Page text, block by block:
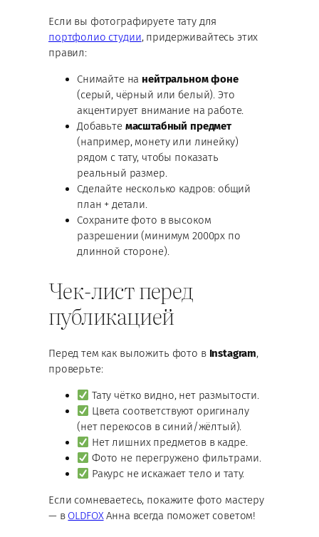
Если вы фотографируете тату для
портфолио студии, придерживайтесь этих
правил:
Снимайте на нейтральном фоне
(серый, чёрный или белый). Это
акцентирует внимание на работе.
Добавьте масштабный предмет
(например, монету или линейку)
рядом с тату, чтобы показать
реальный размер.
Сделайте несколько кадров: общий
план + детали.
Сохраните фото в высоком
разрешении (минимум 2000px по
длинной стороне).
Чек-лист перед
публикацией
Перед тем как выложить фото в Instagram,
проверьте:
Тату чётко видно, нет размытости.
Цвета соответствуют оригиналу
(нет перекосов в синий/жёлтый).
Нет лишних предметов в кадре.
Фото не перегружено фильтрами.
Ракурс не искажает тело и тату.
Если сомневаетесь, покажите фото мастеру
— в OLDFOXАнна всегда поможет советом!